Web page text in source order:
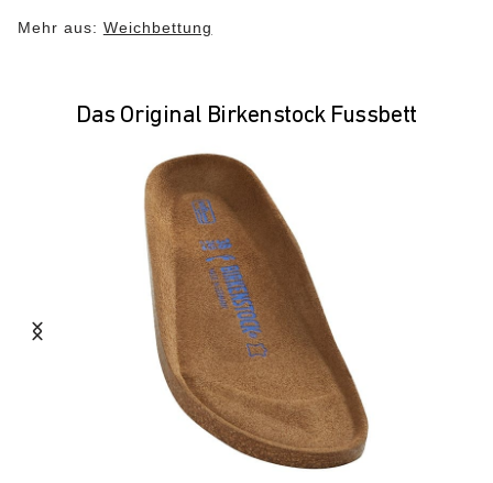
Mehr aus: Weichbettung
Das Original Birkenstock Fussbett